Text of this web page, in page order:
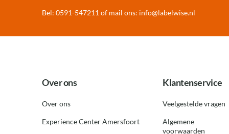
Bel: 0591-547211 of mail ons: info@labelwise.nl
Over ons
Over ons
Experience Center Amersfoort
Klantenservice
Veelgestelde vragen
Algemene
voorwaarden